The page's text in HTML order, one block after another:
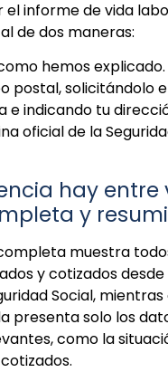
el informe de vida
de dos maneras:
hemos explicado.
postal, solicitándolo
e indicando tu
oficial de la
hay entre
y
muestra
y cotizados desde
Social, mientras
presenta solo los
como la